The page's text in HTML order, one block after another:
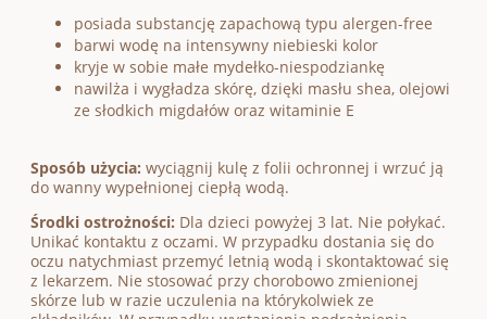
posiada substancję zapachową typu alergen-free
barwi wodę na intensywny niebieski kolor
kryje w sobie małe mydełko-niespodziankę
nawilża i wygładza skórę, dzięki masłu shea, olejowi
ze słodkich migdałów oraz witaminie E
Sposób użycia: wyciągnij kulę z folii ochronnej i wrzuć ją
do wanny wypełnionej ciepłą wodą.
Środki ostrożności: Dla dzieci powyżej 3 lat. Nie połykać.
Unikać kontaktu z oczami. W przypadku dostania się do
oczu natychmiast przemyć letnią wodą i skontaktować się
z lekarzem. Nie stosować przy chorobowo zmienionej
skórze lub w razie uczulenia na którykolwiek ze